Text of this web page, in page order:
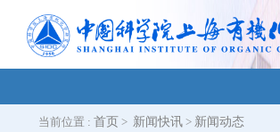
当前位置 : 首页 > 新闻快讯 > 新闻动态